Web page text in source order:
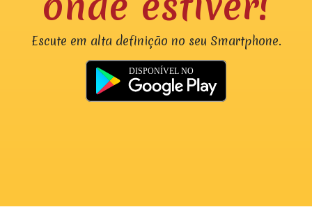
Escute em alta definição no seu Smartphone.